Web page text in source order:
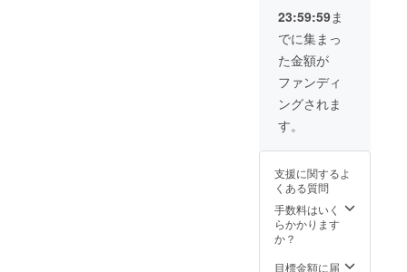
写真は
イメー
ジです
23:59:59ま
でに集まっ
た金額が
ファンディ
ングされま
す。
支援に関するよ
くある質問
手数料はいく
らかかります
か？
目標金額に届